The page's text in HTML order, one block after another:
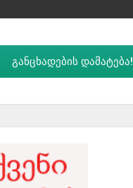
განცხადების დამატება!